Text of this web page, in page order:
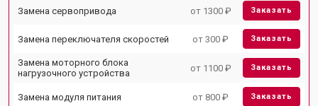
Замена сервопривода от 1300 ₽ Заказать
Замена переключателя скоростей от 300 ₽ Заказать
Замена моторного блока
нагрузочного устройства
от 1100 ₽ Заказать
Замена модуля питания от 800 ₽ Заказать